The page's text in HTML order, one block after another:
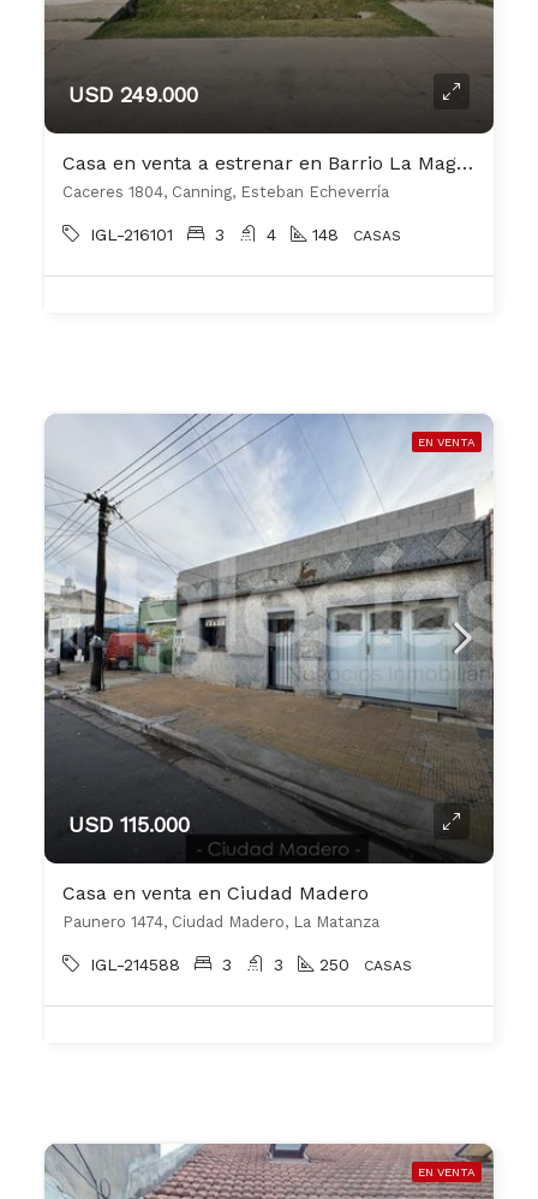
USD 249.000
Casa en venta a estrenar en Barrio La Magdalena Canning
Caceres 1804, Canning, Esteban Echeverría
IGL-216101 3 4 148 CASAS
EN VENTA
USD 115.000
Casa en venta en Ciudad Madero
Paunero 1474, Ciudad Madero, La Matanza
IGL-214588 3 3 250 CASAS
EN VENTA